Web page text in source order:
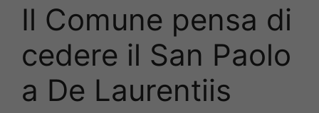
Il Comune pensa di
cedere il San Paolo
a De Laurentiis